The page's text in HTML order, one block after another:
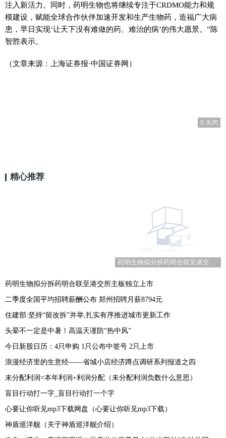
注入新活力。同时，药明生物也将继续专注于CRDMO能力和规
模建设，赋能全球合作伙伴加速开发和生产生物药，造福广大病
患，早日实现‘让天下没有难做的药、难治的病’的伟大愿景。”陈
智胜表示。
（文章来源：上海证券报·中国证券网）
X 关闭
精心推荐
药明生物拟分拆药明合联至港交所主板独立上市
药明生物拟分拆药明合联至港交所主板独立上市
二季度全国平均招聘薪酬公布 郑州招聘月薪8794元
住建部:坚持“留改拆”并举,扎实有序推进城市更新工作
头晕不一定是中暑！高温天谨防“热中风”
今日新股日历：4只申购 1只公布中签号 2只上市
浪漫经济里的生意经——省城小店经济蹲点调研系列报道之四
未分配利润=本年利润+利润分配（未分配利润负数什么意思）
盲目行动打一字_盲目行动打一个字
心要让你听见mp3下载网盘（心要让你听见mp3下载）
神盾巡洋舰（关于神盾巡洋舰介绍）